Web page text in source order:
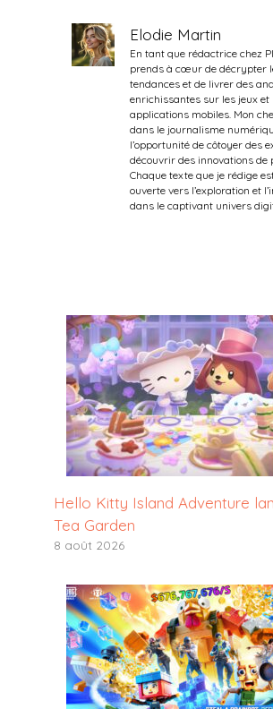
Elodie Martin
En tant que rédactrice chez
prends à cœur de décrypter
tendances et de livrer des
enrichissantes sur les jeux et
applications mobiles. Mon
dans le journalisme
l’opportunité de côtoyer des
découvrir des innovations de
Chaque texte que je rédige
ouverte vers l’exploration et
dans le captivant univers
Hello Kitty Island Adventure
Tea Garden
8 août 2026